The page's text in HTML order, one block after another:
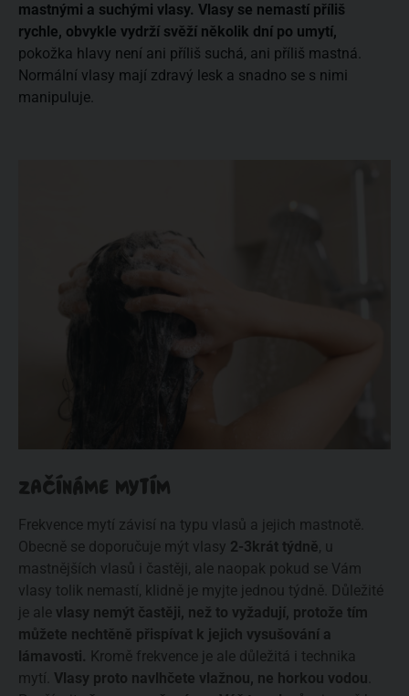
mastnými a suchými vlasy. Vlasy se nemastí příliš
rychle, obvykle vydrží svěží několik dní po umytí,
pokožka hlavy není ani příliš suchá, ani příliš mastná.
Normální vlasy mají zdravý lesk a snadno se s nimi
manipuluje.
ZAČÍNÁME MYTÍM
Frekvence mytí závisí na typu vlasů a jejich mastnotě.
Obecně se doporučuje mýt vlasy 2-3krát týdně, u
mastnějších vlasů i častěji, ale naopak pokud se Vám
vlasy tolik nemastí, klidně je myjte jednou týdně. Důležité
je ale vlasy nemýt častěji, než to vyžadují, protože tím
můžete nechtěně přispívat k jejich vysušování a
lámavosti. Kromě frekvence je ale důležitá i technika
mytí. Vlasy proto navlhčete vlažnou, ne horkou vodou